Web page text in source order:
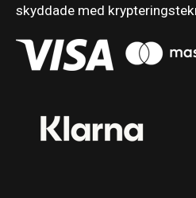
skyddade med